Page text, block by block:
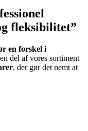
fleksibilitet”
en forskel i
del af vores sortiment
, der gør det nemt at